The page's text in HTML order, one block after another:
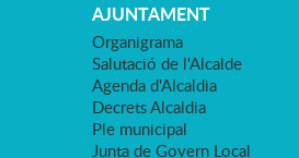
AJUNTAMENT
Organigrama
Salutació de l'Alcalde
Agenda d'Alcaldia
Decrets Alcaldia
Ple municipal
Junta de Govern Local